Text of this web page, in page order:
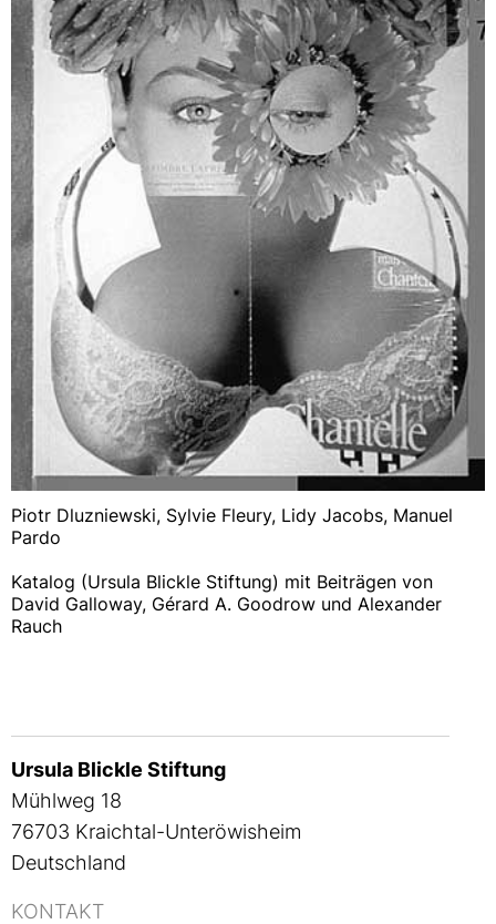
Piotr Dluzniewski, Sylvie Fleury, Lidy Jacobs, Manuel
Pardo
Katalog (Ursula Blickle Stiftung) mit Beiträgen von
David Galloway, Gérard A. Goodrow und Alexander
Rauch
Ursula Blickle Stiftung
Mühlweg 18
76703 Kraichtal-Unteröwisheim
Deutschland
KONTAKT